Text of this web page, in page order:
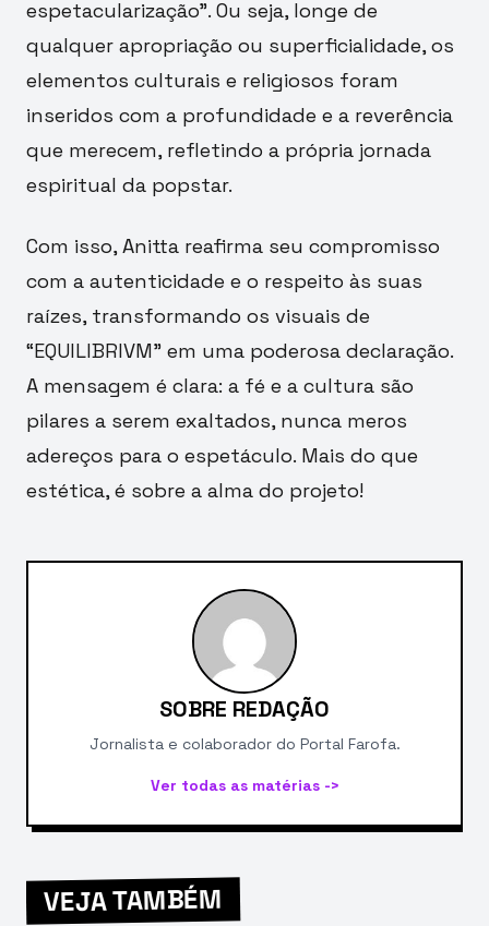
espetacularização”. Ou seja, longe de
qualquer apropriação ou superficialidade, os
elementos culturais e religiosos foram
inseridos com a profundidade e a reverência
que merecem, refletindo a própria jornada
espiritual da popstar.
Com isso, Anitta reafirma seu compromisso
com a autenticidade e o respeito às suas
raízes, transformando os visuais de
“EQUILIBRIVM” em uma poderosa declaração.
A mensagem é clara: a fé e a cultura são
pilares a serem exaltados, nunca meros
adereços para o espetáculo. Mais do que
estética, é sobre a alma do projeto!
SOBRE REDAÇÃO
Jornalista e colaborador do Portal Farofa.
Ver todas as matérias ->
VEJA TAMBÉM